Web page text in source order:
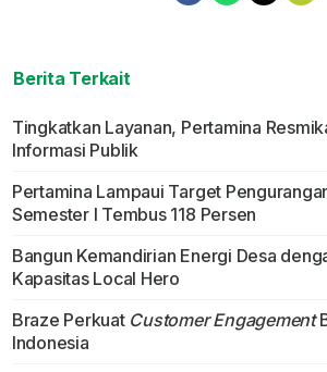
Berita Terkait
Tingkatkan Layanan, Pertamina
Informasi Publik
Pertamina Lampaui Target
Semester I Tembus 118 Persen
Bangun Kemandirian Energi Desa
Kapasitas Local Hero
Braze Perkuat Customer Engagement
Indonesia